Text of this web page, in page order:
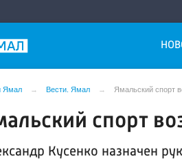
Ямал Вести. Ямал Ямальский спорт
спорт
Кусенко назначен